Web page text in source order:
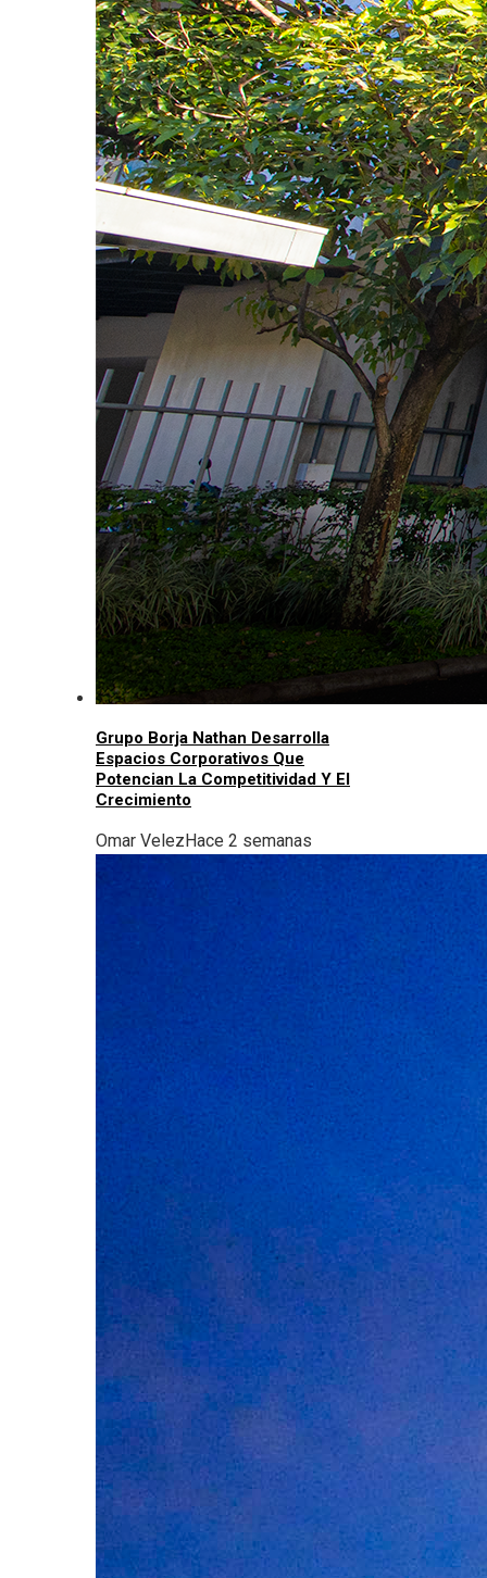
Grupo Borja Nathan Desarrolla
Espacios Corporativos Que
Potencian La Competitividad Y El
Crecimiento
Omar VelezHace 2 semanas